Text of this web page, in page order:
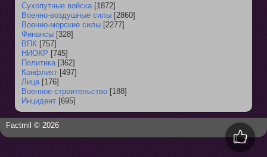
Сухопутные войска [1872]
Военно-воздушные силы [2860]
Военно-морские силы [2277]
Финансы [328]
ВПК [757]
НИОКР [745]
Политика [362]
Конфликт [497]
Лица [176]
Военное строительство [188]
Инцидент [695]
Factmil © 2026